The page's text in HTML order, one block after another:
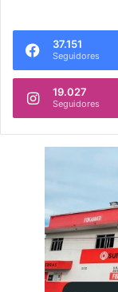
37.151
Seguidores
19.027
Seguidores